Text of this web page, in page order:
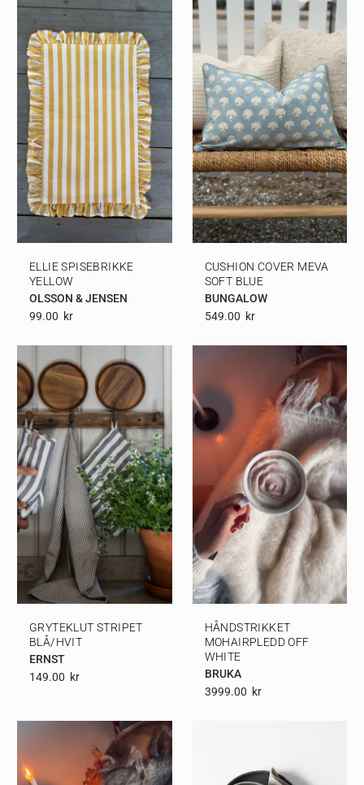
ELLIE SPISEBRIKKE
YELLOW
OLSSON & JENSEN
99.00 Kr
CUSHION COVER MEVA
SOFT BLUE
BUNGALOW
549.00 Kr
GRYTEKLUT STRIPET
BLÅ/HVIT
ERNST
149.00 Kr
HÅNDSTRIKKET
MOHAIRPLEDD OFF
WHITE
BRUKA
3999.00 Kr